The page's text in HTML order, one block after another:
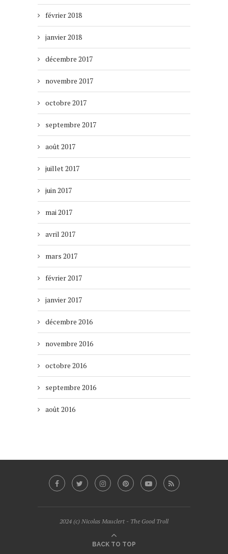
février 2018
janvier 2018
décembre 2017
novembre 2017
octobre 2017
septembre 2017
août 2017
juillet 2017
juin 2017
mai 2017
avril 2017
mars 2017
février 2017
janvier 2017
décembre 2016
novembre 2016
octobre 2016
septembre 2016
août 2016
2024 (c) Nicolas Mauclert - The Good Troll
BACK TO TOP